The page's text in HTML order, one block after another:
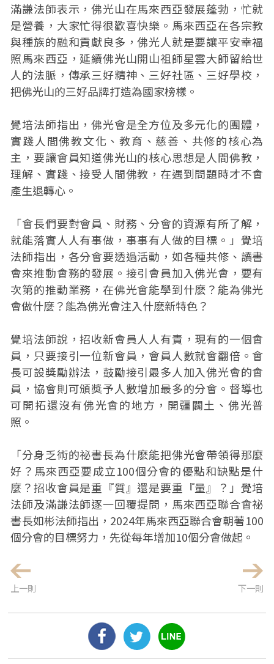
滿謙法師表示，佛光山在馬來西亞發展蓬勃，忙就
是營養，大家忙得很歡喜快樂。馬來西亞在各宗教
與種族的融和貢獻良多，佛光人就是要讓平安幸福
照馬來西亞，延續佛光山開山祖師星雲大師留給世
人的法脈，傳承三好精神、三好社區、三好學校，
把佛光山的三好品牌打造為國家榜樣。
覺培法師指出，佛光會是全方位及多元化的團體，
實踐人間佛教文化、教育、慈善、共修的核心為
主，要讓會員知道佛光山的核心思想是人間佛教，
理解、實踐、接受人間佛教，在遇到問題時才不會
產生退轉心。
「會長們要對會員、財務、分會的資源有所了解，
就能落實人人有事做，事事有人做的目標。」覺培
法師指出，各分會要透過活動，如各種共修、讀書
會來推動會務的發展。接引會員加入佛光會，要有
次第的推動業務，在佛光會能學到什麽？能為佛光
會做什麼？能為佛光會注入什麽新特色？
覺培法師說，招收新會員人人有責，現有的一個會
員，只要接引一位新會員，會員人數就會翻倍。會
長可設獎勵辦法，鼓勵接引最多人加入佛光會的會
員，協會則可頒獎予人數增加最多的分會。督導也
可開拓還沒有佛光會的地方，開疆闢土、佛光普
照。
「分身乏術的祕書長為什麽能把佛光會帶領得那麼
好？馬來西亞要成立100個分會的優點和缺點是什
麼？招收會員是重『質』還是要重『量』？」覺培
法師及滿謙法師逐一回覆提問，馬來西亞聯合會祕
書長如彬法師指出，2024年馬來西亞聯合會朝著100
個分會的目標努力，先從每年增加10個分會做起。
上一則 下一則